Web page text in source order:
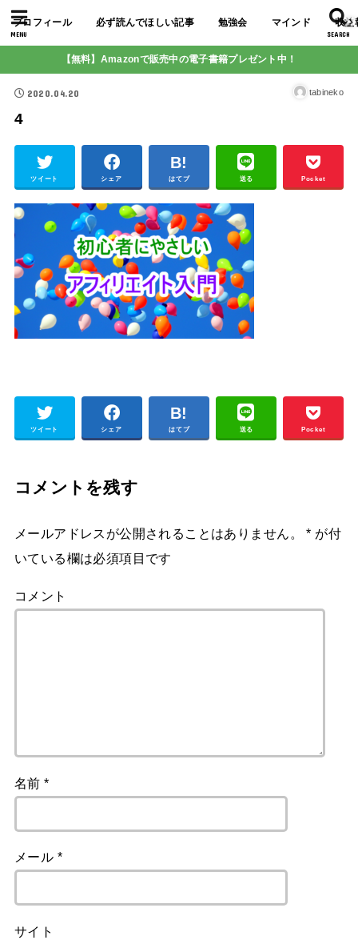
SEARCH
MENU
プロフィール 必ず読んでほしい記事 勉強会 マインド 収益
【無料】Amazonで販売中の電子書籍プレゼント中！
2020.04.20 tabineko
4
ツイート シェア はてブ 送る Pocket
ツイート シェア はてブ 送る Pocket
コメントを残す
メールアドレスが公開されることはありません。 * が付
いている欄は必須項目です
コメント
名前*
メール *
サイト